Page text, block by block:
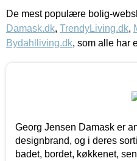
De mest populære bolig-
Damask.dk, TrendyLiving.dk,
Bydahlliving.dk, som alle har
Georg Jensen Damask er
designbrand, og i deres
badet, bordet, køkkenet,